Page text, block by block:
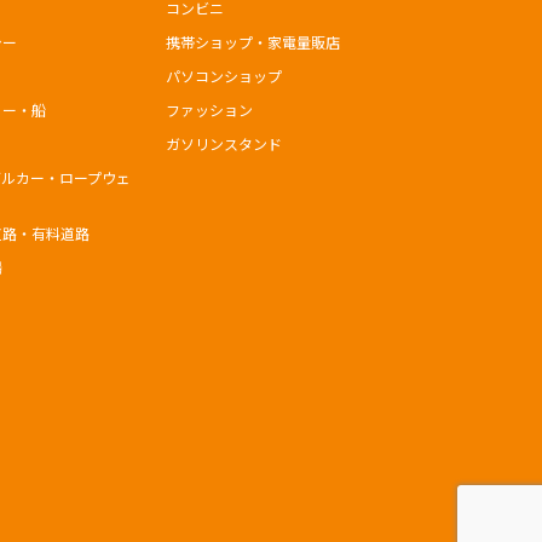
・船
カー・ロープウェ
・有料道路
コンビニ
携帯ショップ・家電量販店
パソコンショップ
ファッション
ガソリンスタンド